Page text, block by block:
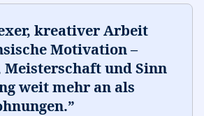
kreativer Arbeit
Motivation –
und Sinn
weit mehr an als
”